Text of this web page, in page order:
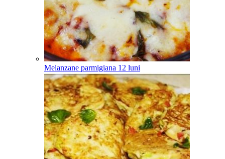
Melanzane parmigiana 12 luni